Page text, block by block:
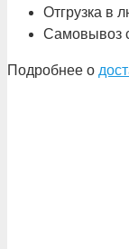
Отгрузка в
Самовывоз
Подробнее о